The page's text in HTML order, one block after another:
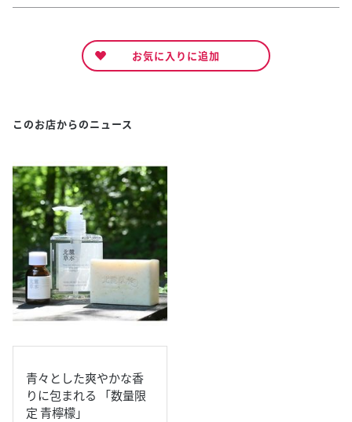
お気に入りに追加
このお店からのニュース
青々とした爽やかな香
りに包まれる 「数量限
定 青檸檬」